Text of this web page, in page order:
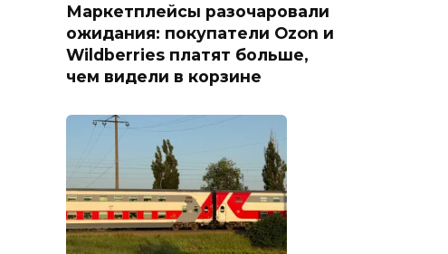
Маркетплейсы разочаровали
ожидания: покупатели Ozon и
Wildberries платят больше,
чем видели в корзине